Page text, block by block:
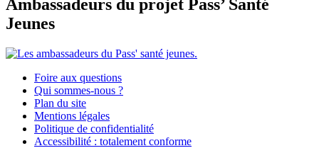
Ambassadeurs du projet Pass’ Santé
Jeunes
Foire aux questions
Qui sommes-nous ?
Plan du site
Mentions légales
Politique de confidentialité
Accessibilité : totalement conforme